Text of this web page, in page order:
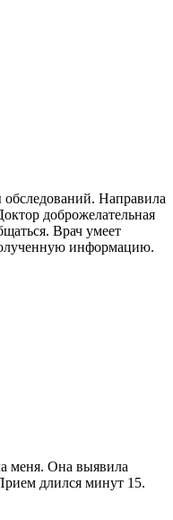
обследований. Направила
доброжелательная
Врач умеет
информацию.
меня. Она выявила
длился минут 15.